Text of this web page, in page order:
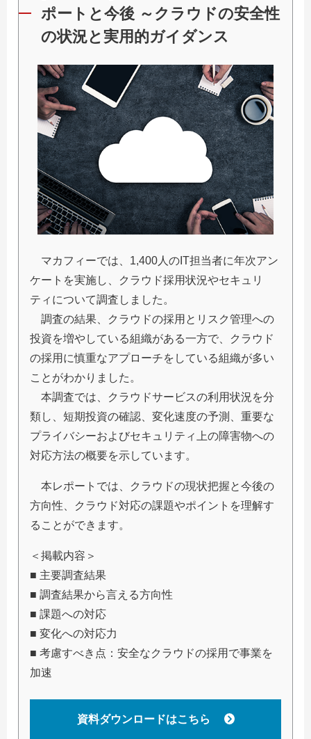
ポートと今後 ～クラウドの安全性
の状況と実用的ガイダンス
マカフィーでは、1,400人のIT担当者に年次アン
ケートを実施し、クラウド採用状況やセキュリ
ティについて調査しました。
調査の結果、クラウドの採用とリスク管理への
投資を増やしている組織がある一方で、クラウド
の採用に慎重なアプローチをしている組織が多い
ことがわかりました。
本調査では、クラウドサービスの利用状況を分
類し、短期投資の確認、変化速度の予測、重要な
プライバシーおよびセキュリティ上の障害物への
対応方法の概要を示しています。
本レポートでは、クラウドの現状把握と今後の
方向性、クラウド対応の課題やポイントを理解す
ることができます。
＜掲載内容＞
■ 主要調査結果
■ 調査結果から言える方向性
■ 課題への対応
■ 変化への対応力
■ 考慮すべき点：安全なクラウドの採用で事業を
加速
資料ダウンロードはこちら